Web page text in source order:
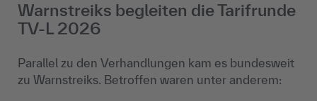
Warnstreiks begleiten die Tarifrunde
TV-L 2026
Parallel zu den Verhandlungen kam es bundesweit
zu Warnstreiks. Betroffen waren unter anderem: